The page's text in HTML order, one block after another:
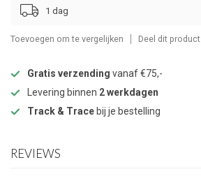
1 dag
Toevoegen om te vergelijken Deel dit product
Gratis verzending vanaf €75,-
Levering binnen 2 werkdagen
Track & Trace bij je bestelling
REVIEWS